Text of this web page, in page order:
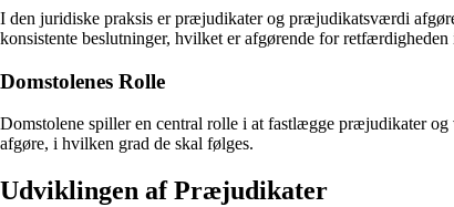
I den juridiske praksis er præjudikater og præjudikatsværdi
konsistente beslutninger, hvilket er afgørende for retfærdigheden
Domstolenes Rolle
Domstolene spiller en central rolle i at fastlægge præjudikater og
afgøre, i hvilken grad de skal følges.
Udviklingen af Præjudikater